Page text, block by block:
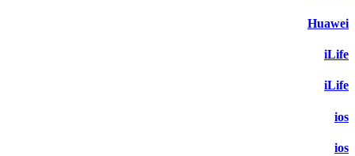
Huawei
iLife
iLife
ios
ios